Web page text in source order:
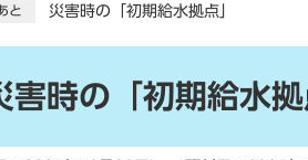
と 災害時の「初期給水拠点」
害時の「初期給水拠